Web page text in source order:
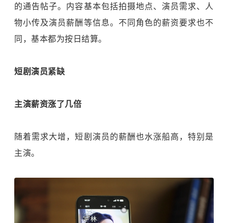
的通告帖子。内容基本包括拍摄地点、演员需求、人
物小传及演员薪酬等信息。不同角色的薪资要求也不
同，基本都为按日结算。
短剧演员紧缺
主演薪资涨了几倍
随着需求大增，短剧演员的薪酬也水涨船高，特别是
主演。